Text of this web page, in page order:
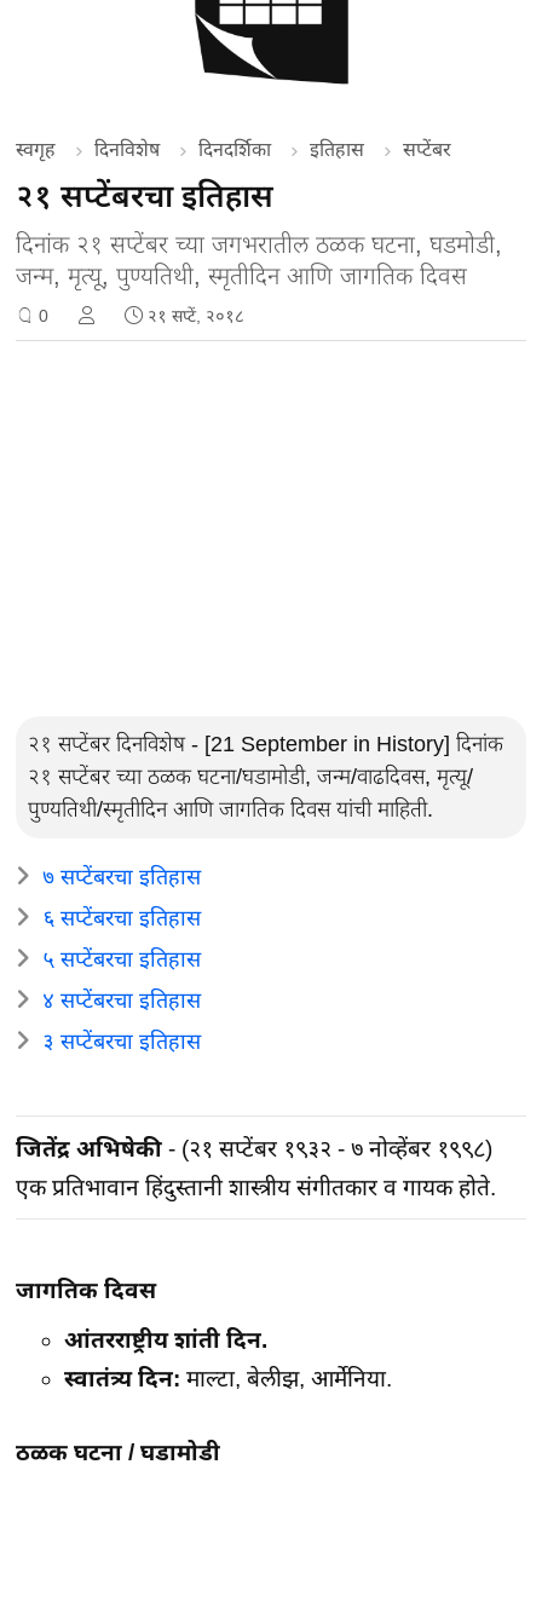
स्वगृह दिनविशेष दिनदर्शिका इतिहास सप्टेंबर
२१ सप्टेंबरचा इतिहास
दिनांक २१ सप्टेंबर च्या जगभरातील ठळक घटना, घडमोडी,
जन्म, मृत्यू, पुण्यतिथी, स्मृतीदिन आणि जागतिक दिवस
0 २१ सप्टें, २०१८
२१ सप्टेंबर दिनविशेष - [21 September in History] दिनांक
२१ सप्टेंबर च्या ठळक घटना/घडामोडी, जन्म/वाढदिवस, मृत्यू/
पुण्यतिथी/स्मृतीदिन आणि जागतिक दिवस यांची माहिती.
७ सप्टेंबरचा इतिहास
६ सप्टेंबरचा इतिहास
५ सप्टेंबरचा इतिहास
४ सप्टेंबरचा इतिहास
३ सप्टेंबरचा इतिहास
जितेंद्र अभिषेकी - (२१ सप्टेंबर १९३२ - ७ नोव्हेंबर १९९८)
एक प्रतिभावान हिंदुस्तानी शास्त्रीय संगीतकार व गायक होते.
जागतिक दिवस
आंतरराष्ट्रीय शांती दिन.
स्वातंत्र्य दिन: माल्टा, बेलीझ, आर्मेनिया.
ठळक घटना /घडामोडी